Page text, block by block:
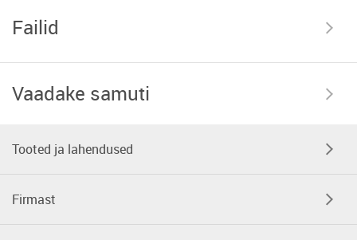
Failid
Vaadake samuti
Tooted ja lahendused
Firmast